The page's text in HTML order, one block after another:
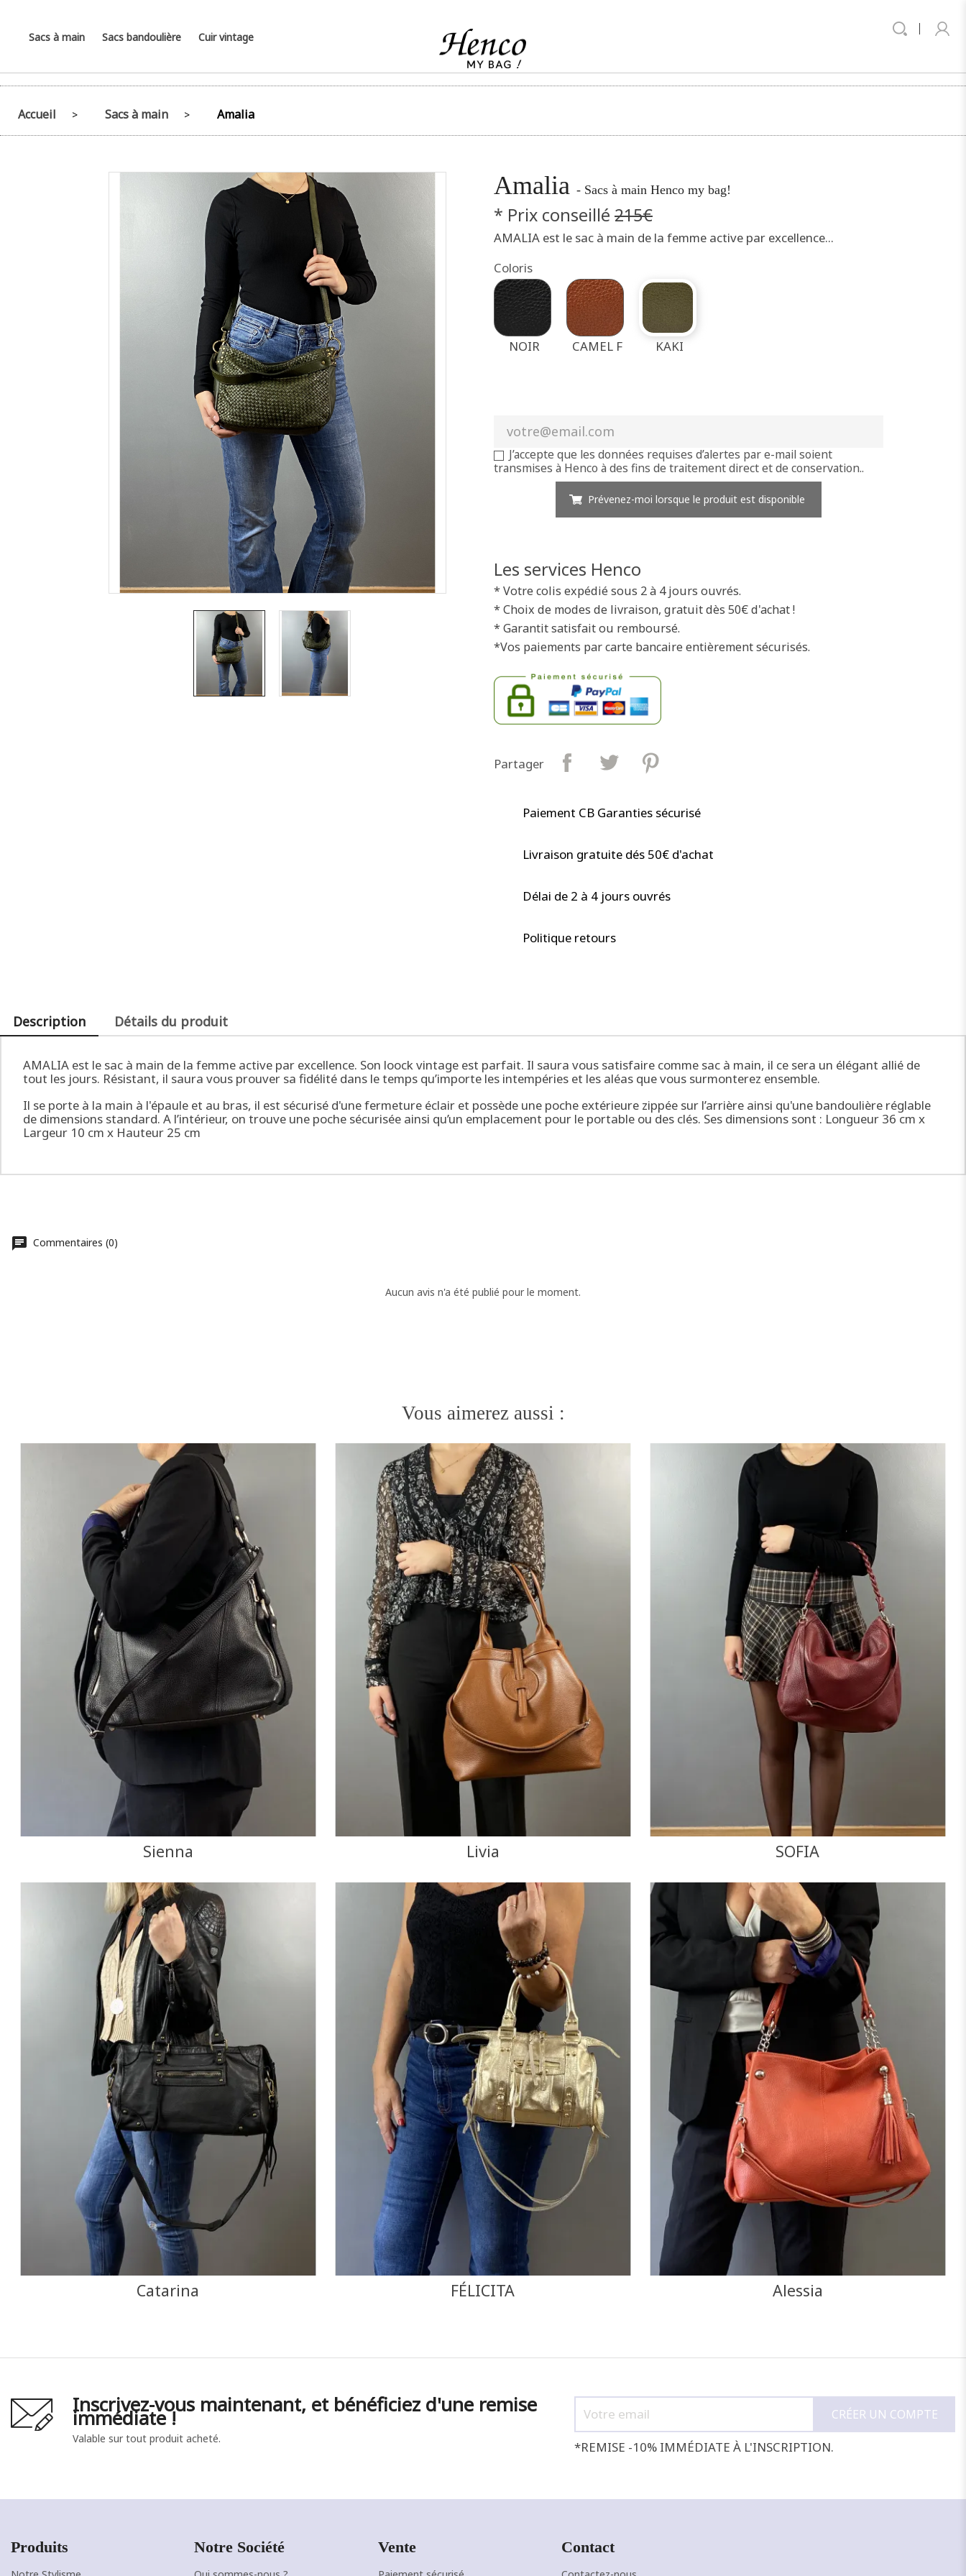
Sacs à main Sacs bandoulière Cuir vintage
Accueil Sacs à main Amalia
Amalia - Sacs à main Henco my bag!
* Prix conseillé 215€
AMALIA est le sac à main de la femme active par excellence...
Coloris
NOIR CAMEL F KAKI
J’accepte que les données requises d’alertes par e-mail soient
transmises à Henco à des fins de traitement direct et de conservation..
Prévenez-moi lorsque le produit est disponible
Les services Henco
* Votre colis expédié sous 2 à 4 jours ouvrés.
* Choix de modes de livraison, gratuit dès 50€ d'achat !
* Garantit satisfait ou remboursé.
*Vos paiements par carte bancaire entièrement sécurisés.
Partager
Paiement CB Garanties sécurisé
Livraison gratuite dés 50€ d'achat
Délai de 2 à 4 jours ouvrés
Politique retours
Description Détails du produit
AMALIA est le sac à main de la femme active par excellence. Son loock vintage est parfait. Il saura vous satisfaire comme sac à main, il ce sera un élégant allié de
tout les jours. Résistant, il saura vous prouver sa fidélité dans le temps qu’importe les intempéries et les aléas que vous surmonterez ensemble.
Il se porte à la main à l'épaule et au bras, il est sécurisé d'une fermeture éclair et possède une poche extérieure zippée sur l’arrière ainsi qu'une bandoulière réglable
de dimensions standard. A l’intérieur, on trouve une poche sécurisée ainsi qu’un emplacement pour le portable ou des clés. Ses dimensions sont : Longueur 36 cm x
Largeur 10 cm x Hauteur 25 cm
Commentaires (0)
Aucun avis n'a été publié pour le moment.
Vous aimerez aussi :
NOIR MARINEBORDEAUX
J'ajoute à mon panier ! Vue rapide
Sienna
NOIRMARINE
JAUNE
J'ajoute à mon panier !
Vue rapide
Livia
MARINEBORDEAUX
J'ajoute à mon panier !
Vue rapide
SOFIA
Catarina FÉLICITA Alessia
Inscrivez-vous maintenant, et bénéficiez d'une remise
immédiate !
Valable sur tout produit acheté.
*REMISE -10% IMMÉDIATE À L'INSCRIPTION.
Produits Notre Société Vente Contact